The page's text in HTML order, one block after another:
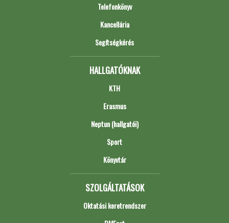
Telefonkönyv
Kancellária
Segítségkérés
HALLGATÓKNAK
KTH
Erasmus
Neptun (hallgatói)
Sport
Könyvtár
SZOLGÁLTATÁSOK
Oktatási keretrendszer